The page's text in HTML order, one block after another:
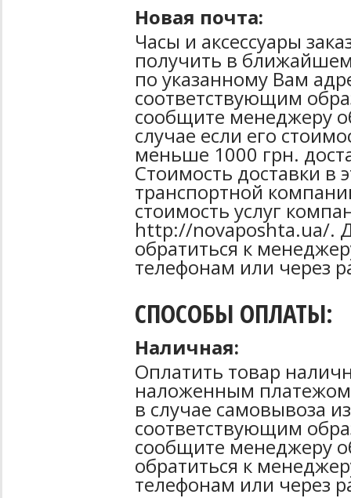
Новая почта:
Часы и аксессуары
получить в
по указанному Вам
соответствующим
сообщите менеджеру
случае если его
меньше 1000 грн.
Стоимость доставки в
транспортной
стоимость услуг
http://novaposhta.ua/.
обратиться к
телефонам или через
СПОСОБЫ ОПЛАТЫ:
Наличная:
Оплатить товар
наложенным
в случае самовывоза
соответствующим
сообщите менеджеру
обратиться к
телефонам или через